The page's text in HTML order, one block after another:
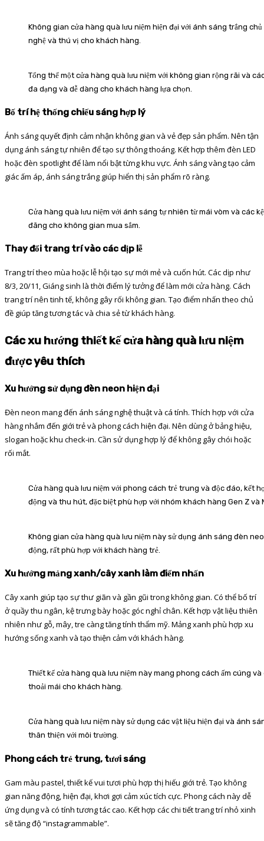
Không gian cửa hàng quà lưu niệm hiện đại với ánh sáng trắng
nghệ và thú vị cho khách hàng.
Tổng thể một cửa hàng quà lưu niệm với không gian rộng rãi và
đa dạng và dễ dàng cho khách hàng lựa chọn.
Bố trí hệ thống chiếu sáng hợp lý
Ánh sáng quyết định cảm nhận không gian và vẻ đẹp sản phẩm. Nên tận
dụng ánh sáng tự nhiên để tạo sự thông thoáng. Kết hợp thêm đèn LED
hoặc đèn spotlight để làm nổi bật từng khu vực. Ánh sáng vàng tạo cảm
giác ấm áp, ánh sáng trắng giúp hiển thị sản phẩm rõ ràng.
Cửa hàng quà lưu niệm với ánh sáng tự nhiên từ mái vòm và các
đãng cho không gian mua sắm.
Thay đổi trang trí vào các dịp lễ
Trang trí theo mùa hoặc lễ hội tạo sự mới mẻ và cuốn hút. Các dịp như
8/3, 20/11, Giáng sinh là thời điểm lý tưởng để làm mới cửa hàng. Cách
trang trí nên tinh tế, không gây rối không gian. Tạo điểm nhấn theo chủ
đề giúp tăng tương tác và chia sẻ từ khách hàng.
Các xu hướng thiết kế cửa hàng quà lưu niệm
được yêu thích
Xu hướng sử dụng đèn neon hiện đại
Đèn neon mang đến ánh sáng nghệ thuật và cá tính. Thích hợp với cửa
hàng nhắm đến giới trẻ và phong cách hiện đại. Nên dùng ở bảng hiệu,
slogan hoặc khu check-in. Cần sử dụng hợp lý để không gây chói hoặc
rối mắt.
Cửa hàng quà lưu niệm với phong cách trẻ trung và độc đáo, kết
động và thu hút, đặc biệt phù hợp với nhóm khách hàng Gen Z
Không gian cửa hàng quà lưu niệm này sử dụng ánh sáng đèn
động, rất phù hợp với khách hàng trẻ.
Xu hướng mảng xanh/cây xanh làm điểm nhấn
Cây xanh giúp tạo sự thư giãn và gần gũi trong không gian. Có thể bố trí
ở quầy thu ngân, kệ trưng bày hoặc góc nghỉ chân. Kết hợp vật liệu thiên
nhiên như gỗ, mây, tre càng tăng tính thẩm mỹ. Mảng xanh phù hợp xu
hướng sống xanh và tạo thiện cảm với khách hàng.
Thiết kế cửa hàng quà lưu niệm này mang phong cách ấm cúng
thoải mái cho khách hàng.
Cửa hàng quà lưu niệm này sử dụng các vật liệu hiện đại và ánh
thân thiện với môi trường.
Phong cách trẻ trung, tươi sáng
Gam màu pastel, thiết kế vui tươi phù hợp thị hiếu giới trẻ. Tạo không
gian năng động, hiện đại, khơi gợi cảm xúc tích cực. Phong cách này dễ
ứng dụng và có tính tương tác cao. Kết hợp các chi tiết trang trí nhỏ xinh
sẽ tăng độ “instagrammable”.